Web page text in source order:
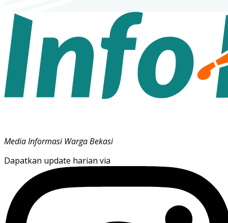
Media Informasi Warga Bekasi
Dapatkan update harian via